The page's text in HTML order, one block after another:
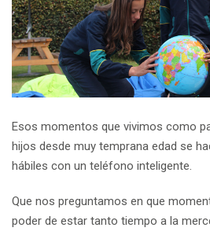
Esos momentos que vivimos como
hijos desde muy temprana edad se
hábiles con un teléfono inteligente.
Que nos preguntamos en que
poder de estar tanto tiempo a la